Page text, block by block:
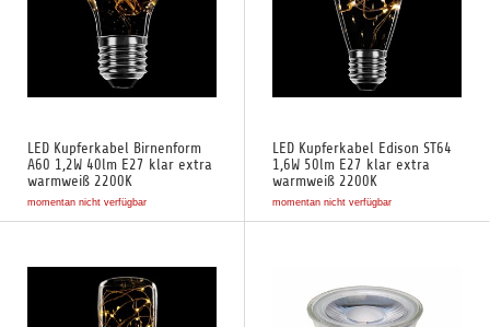
LED Kupferkabel Birnenform
A60 1,2W 40lm E27 klar extra
warmweiß 2200K
momentan nicht verfügbar
LED Kupferkabel Edison ST64
1,6W 50lm E27 klar extra
warmweiß 2200K
momentan nicht verfügbar